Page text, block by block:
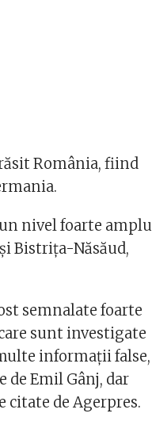
România, fiind
nivel foarte amplu
Bistriţa-Năsăud,
semnalate foarte
sunt investigate
informaţii false,
de Emil Gânj, dar
citate de Agerpres.